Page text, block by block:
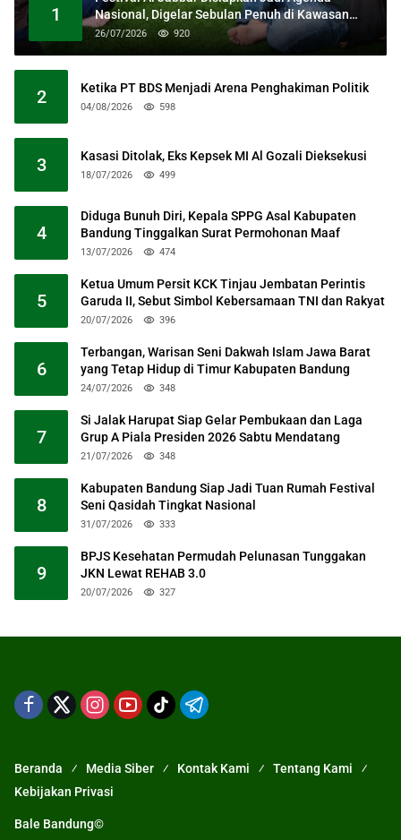
1
Nasional, Digelar Sebulan Penuh di Kawasan
Masjid Raya Al Jabbar
26/07/2026 920
2 Ketika PT BDS Menjadi Arena Penghakiman Politik
04/08/2026 598
3 Kasasi Ditolak, Eks Kepsek MI Al Gozali Dieksekusi
18/07/2026 499
4
Diduga Bunuh Diri, Kepala SPPG Asal Kabupaten
Bandung Tinggalkan Surat Permohonan Maaf
13/07/2026 474
5
Ketua Umum Persit KCK Tinjau Jembatan Perintis
Garuda II, Sebut Simbol Kebersamaan TNI dan Rakyat
20/07/2026 396
6
Terbangan, Warisan Seni Dakwah Islam Jawa Barat
yang Tetap Hidup di Timur Kabupaten Bandung
24/07/2026 348
7
Si Jalak Harupat Siap Gelar Pembukaan dan Laga
Grup A Piala Presiden 2026 Sabtu Mendatang
21/07/2026 348
8
Kabupaten Bandung Siap Jadi Tuan Rumah Festival
Seni Qasidah Tingkat Nasional
31/07/2026 333
9
BPJS Kesehatan Permudah Pelunasan Tunggakan
JKN Lewat REHAB 3.0
20/07/2026 327
Beranda Media Siber Kontak Kami
Tentang Kami
Kebijakan Privasi
Bale Bandung©